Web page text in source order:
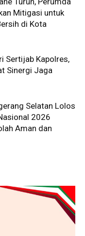
Mitigasi untuk
di Kota
Sertijab Kapolres,
Sinergi Jaga
Selatan Lolos
2026
Aman dan